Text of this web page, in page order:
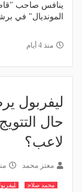
ينافس صاحب
المونديال" في
منذ 4 أيام
ليفربول
حال
لاعب؟
معتز محمد منذ 6
محمد صلاح ليفربول